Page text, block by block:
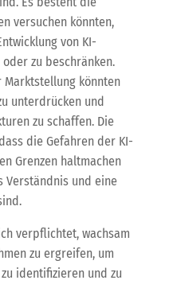
versuchen könnten,
von KI-
zu beschränken.
könnten
unterdrücken und
zu schaffen. Die
die Gefahren der KI-
Grenzen haltmachen
Verständnis und eine
verpflichtet, wachsam
zu ergreifen, um
identifizieren und zu